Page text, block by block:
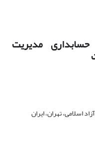
مدیریت
اسلامی، تهران، ایران